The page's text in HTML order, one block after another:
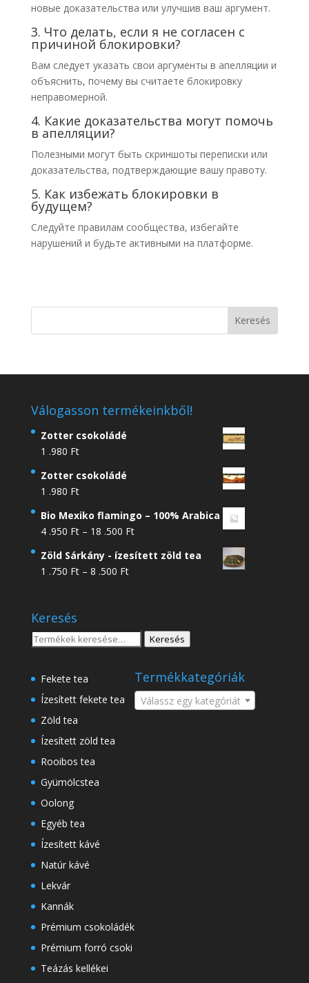
новые доказательства или улучшив ваш аргумент.
3. Что делать, если я не согласен с
причиной блокировки?
Вам следует указать свои аргументы в апелляции и
объяснить, почему вы считаете блокировку
неправомерной.
4. Какие доказательства могут помочь
в апелляции?
Полезными могут быть скриншоты переписки или
доказательства, подтверждающие вашу правоту.
5. Как избежать блокировки в
будущем?
Следуйте правилам сообщества, избегайте
нарушений и будьте активными на платформе.
Válogasson termékeinkből!
Zotter csokoládé
1 .980 Ft
Zotter csokoládé
1 .980 Ft
Bio Mexiko flamingo – 100% Arabica
4 .950 Ft – 18 .500 FtÁrtartomány:
.950 Ft
Zöld Sárkány - ízesített zöld tea
1 .750 Ft – 8 .500 FtÁrtartomány:
8
.500 Ft
Keresés
Keresés
Keresés
Fekete tea
Ízesített fekete tea
Zöld tea
Ízesített zöld tea
Rooibos tea
Gyümölcstea
Oolong
Egyéb tea
Ízesített kávé
Natúr kávé
Lekvár
Kannák
Prémium csokoládék
Prémium forró csoki
Teázás kellékei
Termékkategóriák
Válassz egy kategóriát